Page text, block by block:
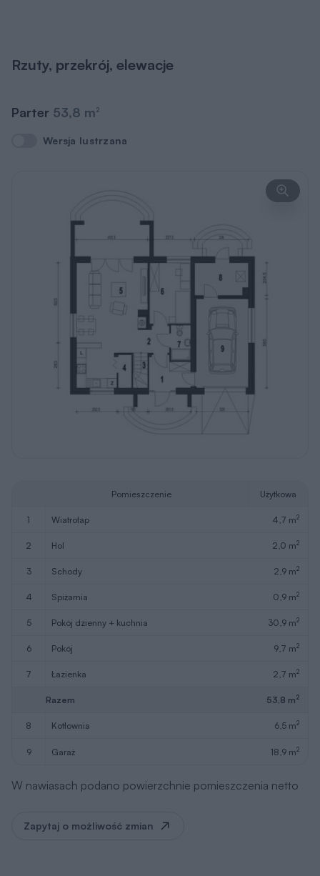
Rzuty, przekrój, elewacje
Parter 53,8 m2
Wersja lustrzana
Wersja lustrzana
Pomieszczenie Użytkowa
1 wiatrołap 4,7 m2
2 hol 2,0 m2
3 schody 2,9 m2
4 spiżarnia 0,9 m2
5 pokój dzienny + kuchnia 30,9 m2
6 pokój 9,7 m2
7 łazienka 2,7 m2
Razem 53,8 m2
8 kotłownia 6,5 m2
9 garaż 18,9 m2
W nawiasach podano powierzchnie pomieszczenia netto
Zapytaj o możliwość zmian